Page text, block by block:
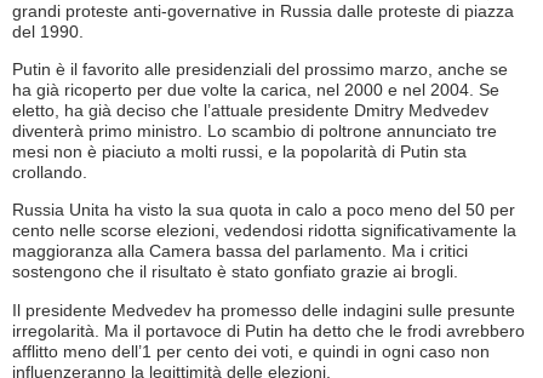
grandi proteste anti-governative in Russia dalle proteste di piazza
del 1990.
Putin è il favorito alle presidenziali del prossimo marzo, anche se
ha già ricoperto per due volte la carica, nel 2000 e nel 2004. Se
eletto, ha già deciso che l’attuale presidente Dmitry Medvedev
diventerà primo ministro. Lo scambio di poltrone annunciato tre
mesi non è piaciuto a molti russi, e la popolarità di Putin sta
crollando.
Russia Unita ha visto la sua quota in calo a poco meno del 50 per
cento nelle scorse elezioni, vedendosi ridotta significativamente la
maggioranza alla Camera bassa del parlamento. Ma i critici
sostengono che il risultato è stato gonfiato grazie ai brogli.
Il presidente Medvedev ha promesso delle indagini sulle presunte
irregolarità. Ma il portavoce di Putin ha detto che le frodi avrebbero
afflitto meno dell’1 per cento dei voti, e quindi in ogni caso non
influenzeranno la legittimità delle elezioni.